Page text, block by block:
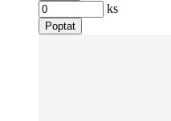
ks
Poptat